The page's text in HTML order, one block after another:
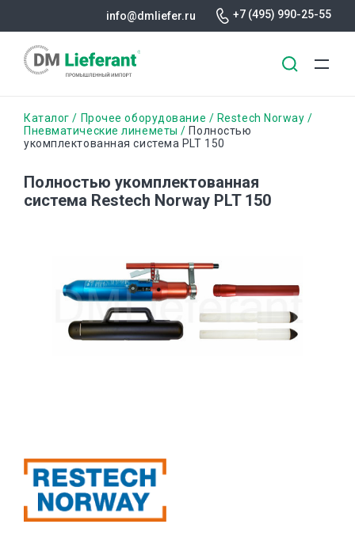
основному
info@dmliefer.ru +7 (495) 990-25-55
Строка
навигации
Каталог Прочее оборудование
Restech Norway
Пневматические линеметы
Полностью
укомплектованная система PLT 150
Полностью укомплектованная
система Restech Norway PLT 150